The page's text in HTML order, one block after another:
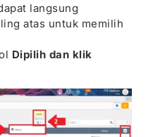
langsung
atas untuk memilih
Dipilih dan klik